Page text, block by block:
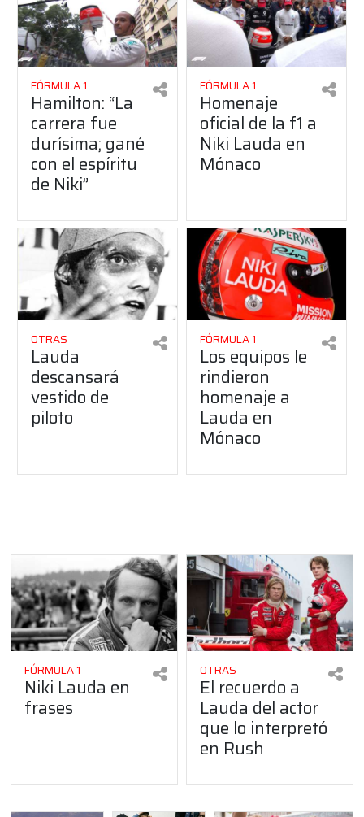
FÓRMULA 1
Hamilton: “La
carrera fue
durísima; gané
con el espíritu
de Niki”
FÓRMULA 1
Homenaje
oficial de la f1 a
Niki Lauda en
Mónaco
OTRAS
Lauda
descansará
vestido de
piloto
FÓRMULA 1
Los equipos le
rindieron
homenaje a
Lauda en
Mónaco
FÓRMULA 1
Niki Lauda en
frases
OTRAS
El recuerdo a
Lauda del actor
que lo interpretó
en Rush